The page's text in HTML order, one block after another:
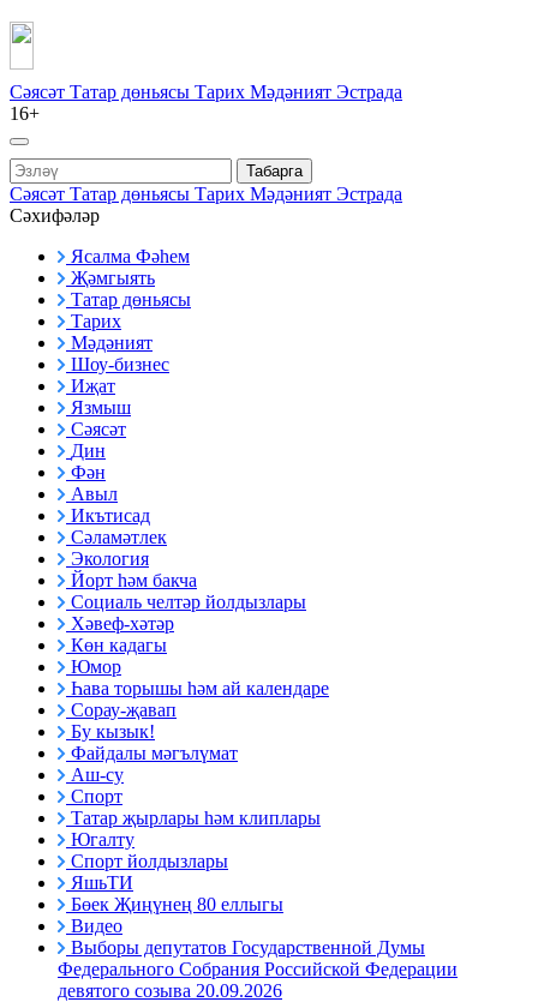
Сәясәт Татар дөньясы Тарих Мәдәният Эстрада
16+
Табарга
Сәясәт Татар дөньясы Тарих Мәдәният Эстрада
Сәхифәләр
Ясалма Фәһем
Җәмгыять
Татар дөньясы
Тарих
Мәдәният
Шоу-бизнес
Иҗат
Язмыш
Сәясәт
Дин
Фән
Авыл
Икътисад
Сәламәтлек
Экология
Йорт һәм бакча
Социаль челтәр йолдызлары
Хәвеф-хәтәр
Көн кадагы
Юмор
Һава торышы һәм ай календаре
Сорау-җавап
Бу кызык!
Файдалы мәгълүмат
Аш-су
Спорт
Татар җырлары һәм клиплары
Югалту
Спорт йолдызлары
ЯшьТИ
Бөек Җиңүнең 80 еллыгы
Видео
Выборы депутатов Государственной Думы
Федерального Собрания Российской Федерации
девятого созыва 20.09.2026